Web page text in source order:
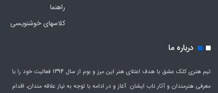
راهنما
کلاسهای خوشنویسی
درباره ما
تیم هنری کلک عشق با هدف اعتلای هنر این مرز و بوم از سال 1394 فعالیت خود را با
معرفی هنرمندان و آثار ناب ایشان آغاز و در ادامه با توجه به نیاز علاقه مندان، اقدام